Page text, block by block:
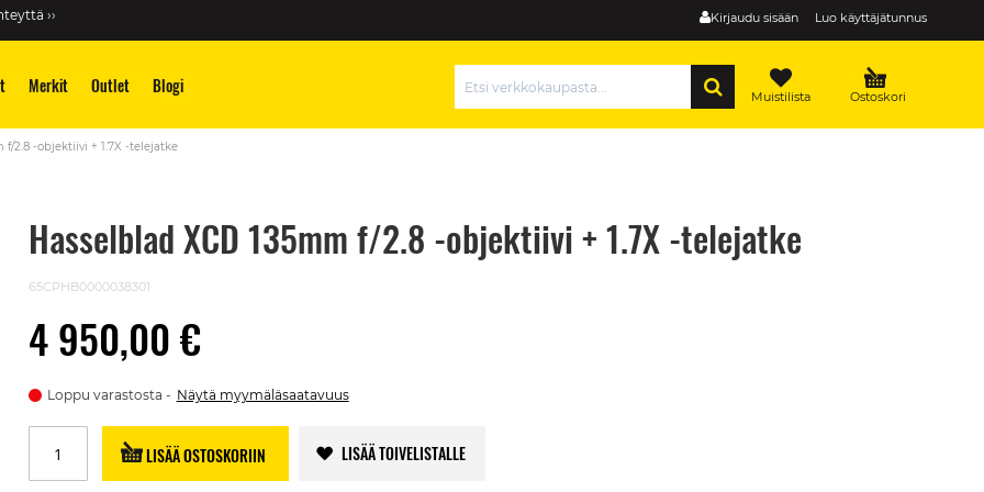
Kirjaudu sisään Luo käyttäjätunnus
››
Merkit Outlet Blogi Ostoskori
Muistilista
f/2.8 -objektiivi + 1.7X -telejatke
Hasselblad XCD 135mm f/2.8 -objektiivi + 1.7X -telejatke
65CPHB0000038301
4 950,00 €
Loppu varastosta Näytä myymäläsaatavuus
LISÄÄ OSTOSKORIIN LISÄÄ TOIVELISTALLE